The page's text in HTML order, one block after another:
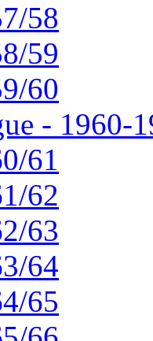
58
59
60
- 1960-
61
62
63
64
65